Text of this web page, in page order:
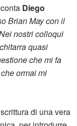
Diego
Brian May con il
nostri colloqui
quasi
che mi fa
ormai mi
di una vera